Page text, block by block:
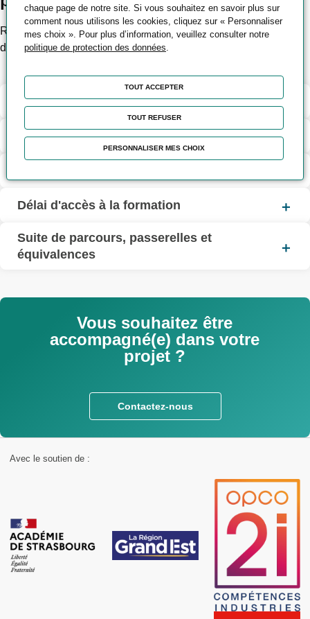
Réaliser des interventions sur des outillages de presse ou
d’injection.
Contenu de la formation
Méthodes pédagogiques et d’encadrement
Délai d'accès à la formation
Suite de parcours, passerelles et
équivalences
Vous souhaitez être
accompagné(e) dans votre
projet ?
Contactez-nous
Avec le soutien de :
chaque page de notre site. Si vous souhaitez en savoir plus sur
comment nous utilisons les cookies, cliquez sur « Personnaliser
mes choix ». Pour plus d’information, veuillez consulter notre
politique de protection des données.
TOUT ACCEPTER
TOUT REFUSER
PERSONNALISER MES CHOIX